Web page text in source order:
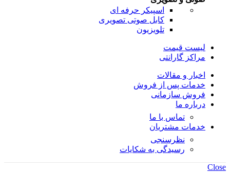
اسپیکر حرفه ای
کابل صوتی تصویری
تلویزیون
لیست قیمت
مراکز گارانتی
اخبار و مقالات
خدمات پس از فروش
فروش سازمانی
درباره ما
تماس با ما
خدمات مشتریان
نظرسنجی
رسیدگی به شکایات
Close